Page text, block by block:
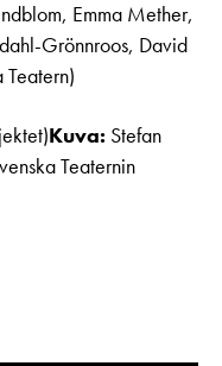
Emma Mether,
Grönnroos, David
Teatern)
Kuva: Stefan
Teaternin